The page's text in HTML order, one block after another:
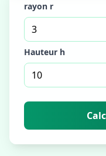
rayon r
Hauteur h